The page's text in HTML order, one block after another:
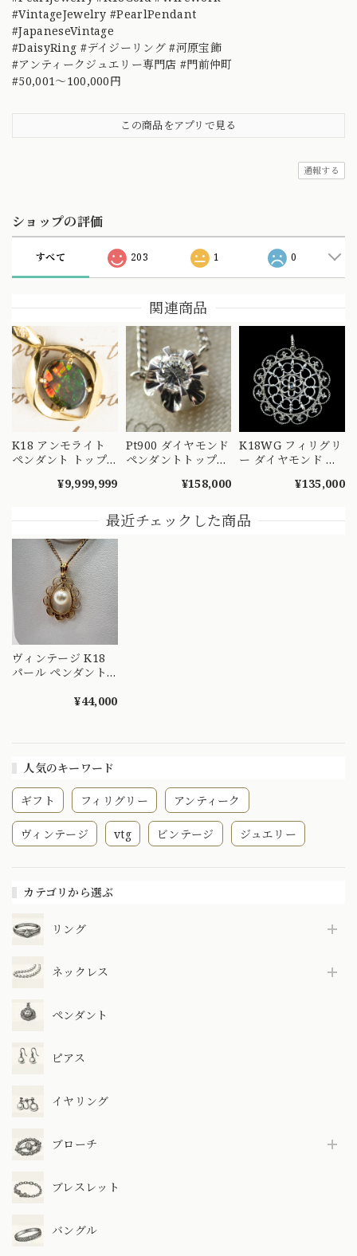
人気のキーワード
ギフト フィリグリー アンティーク
ヴィンテージ vtg ビンテージ ジュエリー
カテゴリから選ぶ
リング
ネックレス
ペンダント
ピアス
イヤリング
ブローチ
ブレスレット
バングル
#VintageJewelry #PearlPendant
#JapaneseVintage
#DaisyRing #デイジーリング #河原宝飾
#アンティークジュエリー専門店 #門前仲町
#50,001～100,000円
この商品をアプリで見る
通報する
ショップの評価
すべて 203 1 0
関連商品
K18 アンモライト
ペンダント トップ
の宝石 CHP00281
¥9,999,999
Pt900 ダイヤモンド
ペンダントトップ
昭和レトロ ヴィン
ェーン ネックレス
MOP00286 S
¥158,000
K18WG フィリグリ
ー ダイヤモンド ペ
0.10ct ホワイトゴー
ーフ MOP00292
¥135,000
最近チェックした商品
ヴィンテージ K18
パール ペンダント
ワイヤーワーク 18
¥44,000